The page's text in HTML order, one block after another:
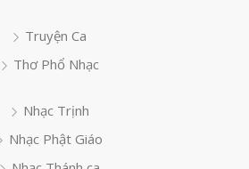
Truyện Ca
Thơ Phổ Nhạc
Nhạc Trịnh
Nhạc Phật Giáo